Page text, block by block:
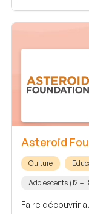
Asteroid
Culture
Adolescents (12 –
Faire découvrir